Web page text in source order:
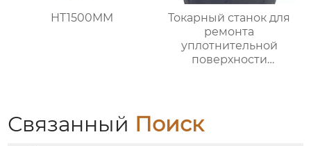
HT1500MM
Токарный станок для
ремонта
уплотнительной
поверхности
Связанный Поиск